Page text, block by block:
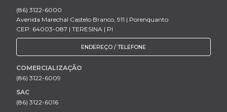
(86) 3122-6000
Avenida Marechal Castelo Branco, 911 | Porenquanto
CEP: 64003-087 | TERESINA | PI
ENDEREÇO / TELEFONE
COMERCIALIZAÇÃO
(86) 3122-6009
SAC
(86) 3122-6016